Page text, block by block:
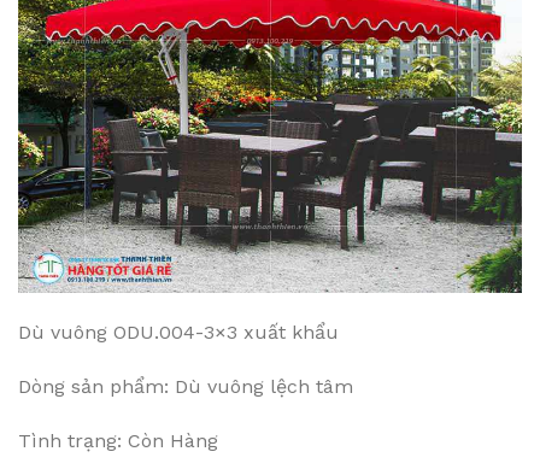
Dù vuông ODU.004-3×3 xuất khẩu
Dòng sản phẩm: Dù vuông lệch tâm
Tình trạng: Còn Hàng